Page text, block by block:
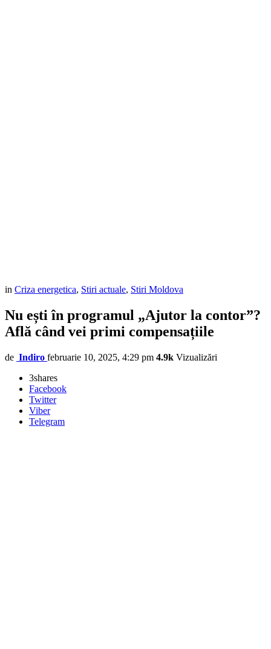
in Criza energetica, Stiri actuale, Stiri Moldova
Nu ești în programul „Ajutor la contor”?
Află când vei primi compensațiile
de Indiro februarie 10, 2025, 4:29 pm 4.9k Vizualizări
3shares
Facebook
Twitter
Viber
Telegram